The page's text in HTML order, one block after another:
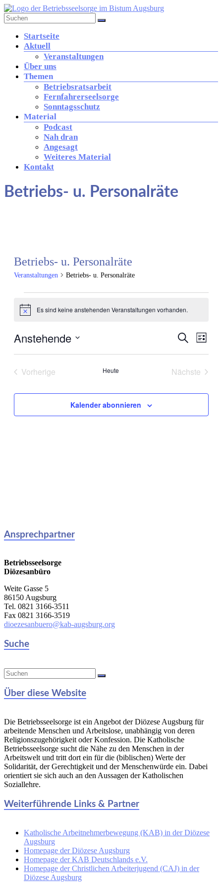
Zum
Inhalt
springen
der
Diözese
Augsburg
Kirche
Arbeitswelt
Menü
Startseite
Aktuell
Veranstaltungen
Über uns
Themen
Betriebsratsarbeit
Fernfahrerseelsorge
Sonntagsschutz
Material
Podcast
Nah dran
Angesagt
Weiteres Material
Kontakt
Betriebs- u. Personalräte
Betriebs- u. Personalräte
Veranstaltungen Betriebs- u. Personalräte
HinweisEs sind keine anstehenden Veranstaltungen vorhanden.
Suche
und
Suche
Liste
Anstehende
Vorherige
Heute
Nächste
Kalender abonnieren
Ansprechpartner
Betriebsseelsorge
Diözesanbüro
Weite Gasse 5
86150 Augsburg
Tel. 0821 3166-3511
Fax 0821 3166-3519
dioezesanbuero@kab-augsburg.org
Suche
Über diese Website
Die Betriebsseelsorge ist ein Angebot der Diözese Augsburg für
arbeitende Menschen und Arbeitslose, unabhängig von deren
Religionszugehörigkeit oder Konfession. Die Katholische
Betriebsseelsorge sucht die Nähe zu den Menschen in der
Arbeitswelt und tritt dort ein für die (biblischen) Werte der
Solidarität, der Gerechtigkeit und der Menschenwürde ein. Dabei
orientiert sie sich auch an den Aussagen der Katholischen
Soziallehre.
Weiterführende Links & Partner
Katholische Arbeitnehmerbewegung (KAB) in der Diözese
Augsburg
Homepage der Diözese Augsburg
Homepage der KAB Deutschlands e.V.
Homepage der Christlichen Arbeiterjugend (CAJ) in der
Diözese Augsburg